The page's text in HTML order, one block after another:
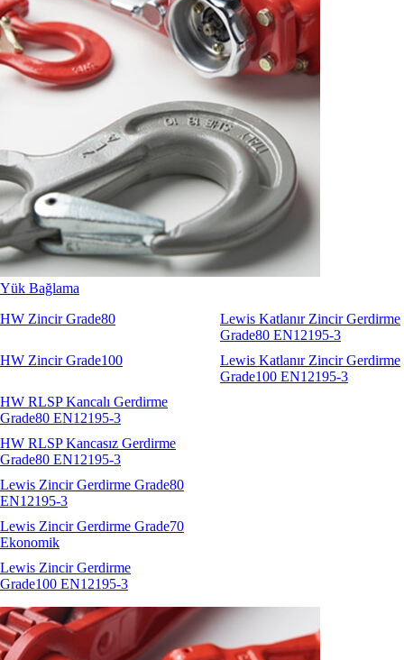
Yük Bağlama
HW Zincir Grade80
HW Zincir Grade100
HW RLSP Kancalı Gerdirme
Grade80 EN12195-3
HW RLSP Kancasız Gerdirme
Grade80 EN12195-3
Lewis Zincir Gerdirme Grade80
EN12195-3
Lewis Zincir Gerdirme Grade70
Ekonomik
Lewis Zincir Gerdirme
Grade100 EN12195-3
Lewis Katlanır Zincir Gerdirme
Grade80 EN12195-3
Lewis Katlanır Zincir Gerdirme
Grade100 EN12195-3